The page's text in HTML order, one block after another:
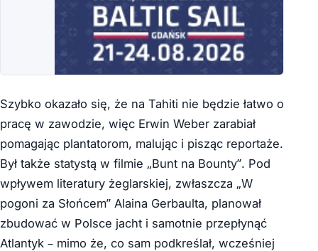
Szybko okazało się, że na Tahiti nie będzie łatwo o
pracę w zawodzie, więc Erwin Weber zarabiał
pomagając plantatorom, malując i pisząc reportaże.
Był także statystą w filmie „Bunt na Bounty”. Pod
wpływem literatury żeglarskiej, zwłaszcza „W
pogoni za Słońcem” Alaina Gerbaulta, planował
zbudować w Polsce jacht i samotnie przepłynąć
Atlantyk – mimo że, co sam podkreślał, wcześniej